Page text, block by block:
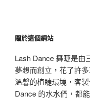
關於這個網站
Lash Dance 舞睫是由
夢想而創立，花了許
溫馨的植睫環境，客
Dance 的水水們，都